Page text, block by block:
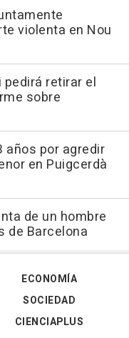
violenta en Nou
pedirá retirar el
sobre
años por agredir
en Puigcerdà
de un hombre
de Barcelona
ECONOMÍA
SOCIEDAD
CIENCIAPLUS